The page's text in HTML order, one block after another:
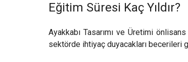
Eğitim Süresi Kaç Yıldır?
Ayakkabı Tasarımı ve Üretimi
sektörde ihtiyaç duyacakları becerileri